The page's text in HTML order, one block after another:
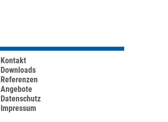
Kontakt
Downloads
Referenzen
Angebote
Datenschutz
Impressum